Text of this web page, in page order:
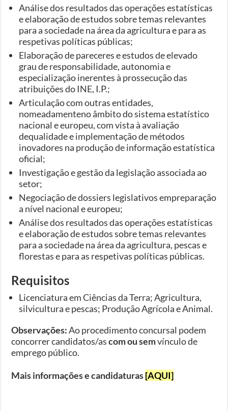
Análise dos resultados das operações estatísticas
e elaboração de estudos sobre temas relevantes
para a sociedade na área da agricultura e para as
respetivas políticas públicas;
Elaboração de pareceres e estudos de elevado
grau de responsabilidade, autonomia e
especialização inerentes à prossecução das
atribuições do INE, I.P.;
Articulação com outras entidades,
nomeadamenteno âmbito do sistema estatístico
nacional e europeu, com vista à avaliação
dequalidade e implementação de métodos
inovadores na produção de informação estatística
oficial;
Investigação e gestão da legislação associada ao
setor;
Negociação de dossiers legislativos empreparação
a nível nacional e europeu;
Análise dos resultados das operações estatísticas
e elaboração de estudos sobre temas relevantes
para a sociedade na área da agricultura, pescas e
florestas e para as respetivas políticas públicas.
Requisitos
Licenciatura em Ciências da Terra; Agricultura,
silvicultura e pescas; Produção Agrícola e Animal.
Observações:Ao procedimento concursal podem
concorrer candidatos/ascom ou semvínculo de
emprego público.
Mais informações e candidaturas[AQUI]